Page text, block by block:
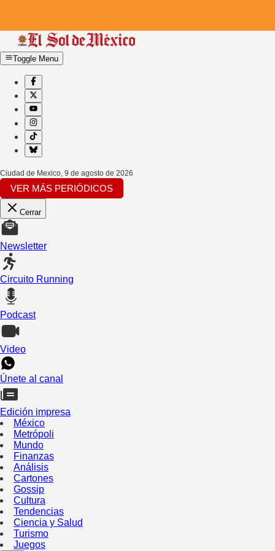
Toggle Menu
Ciudad de Mexico, 9 de agosto de 2026
VER MÁS PERIÓDICOS
Cerrar
Newsletter
Circuito Running
Podcast
Video
Únete al canal
Edición impresa
México
Metrópoli
Mundo
Finanzas
Análisis
Cartones
Gossip
Cultura
Tendencias
Ciencia y Salud
Turismo
Juegos